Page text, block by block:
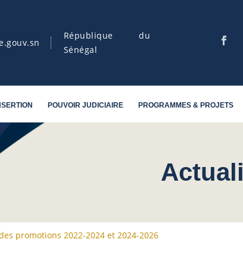
République du
Sénégal
POUVOIR JUDICIAIRE PROGRAMMES & PROJETS
promotions 2022-2024 et 2024-2026